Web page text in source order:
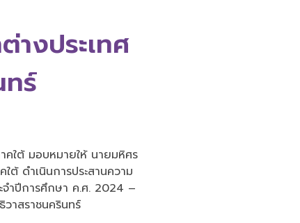
างประเทศ
ร์
ใต้ มอบหมายให้ นายมหิศร
ดำเนินการประสานความ
จำปีการศึกษา ค.ศ. 2024 –
าสราชนครินทร์